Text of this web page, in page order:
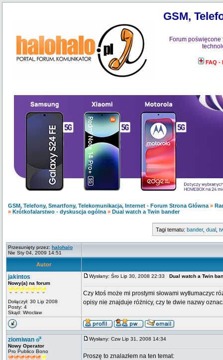
GSM,
Forum
FAQ -
GSM, Telefony, Smartfony, Telekomunikacja, Internet - Forum Strona Główna »
» Krótkofalarstwo - dyskuscja ogólna » Dual watch a Twin bander
Tagi tematu: bander, dual,
Przesunięty przez: halohalo
Nie Sty 04, 2009 14:51
Autor
jakintos
Nowy(a) na forum
Dołączył: 30 Lip 2008
Posty: 4
Skąd: Wrocław
Wysłany: Śro Lip 30, 2008 22:33 Dual watch a Twin
Czy ktoś może mi prostymi słowami wytłumaczyc
opisy nie znajduje różnicy, czy te dwie nazwy
ziomiwan
Nowy Operator
Pro Publico Bono
Wysłany: Czw Lip 31, 2008 14:34
Proszę to znalazłem na ten temat: